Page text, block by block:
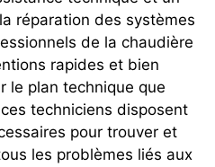
réparation des systèmes
de la chaudière
rapides et bien
le plan technique que
techniciens disposent
pour trouver et
les problèmes liés aux